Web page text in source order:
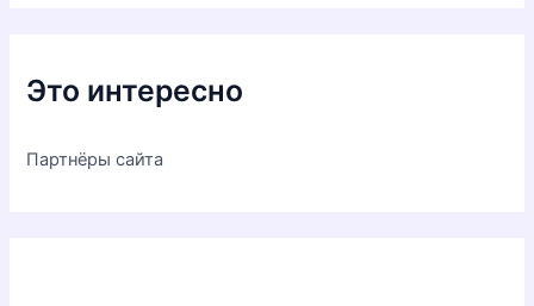
Это интересно
Партнёры сайта